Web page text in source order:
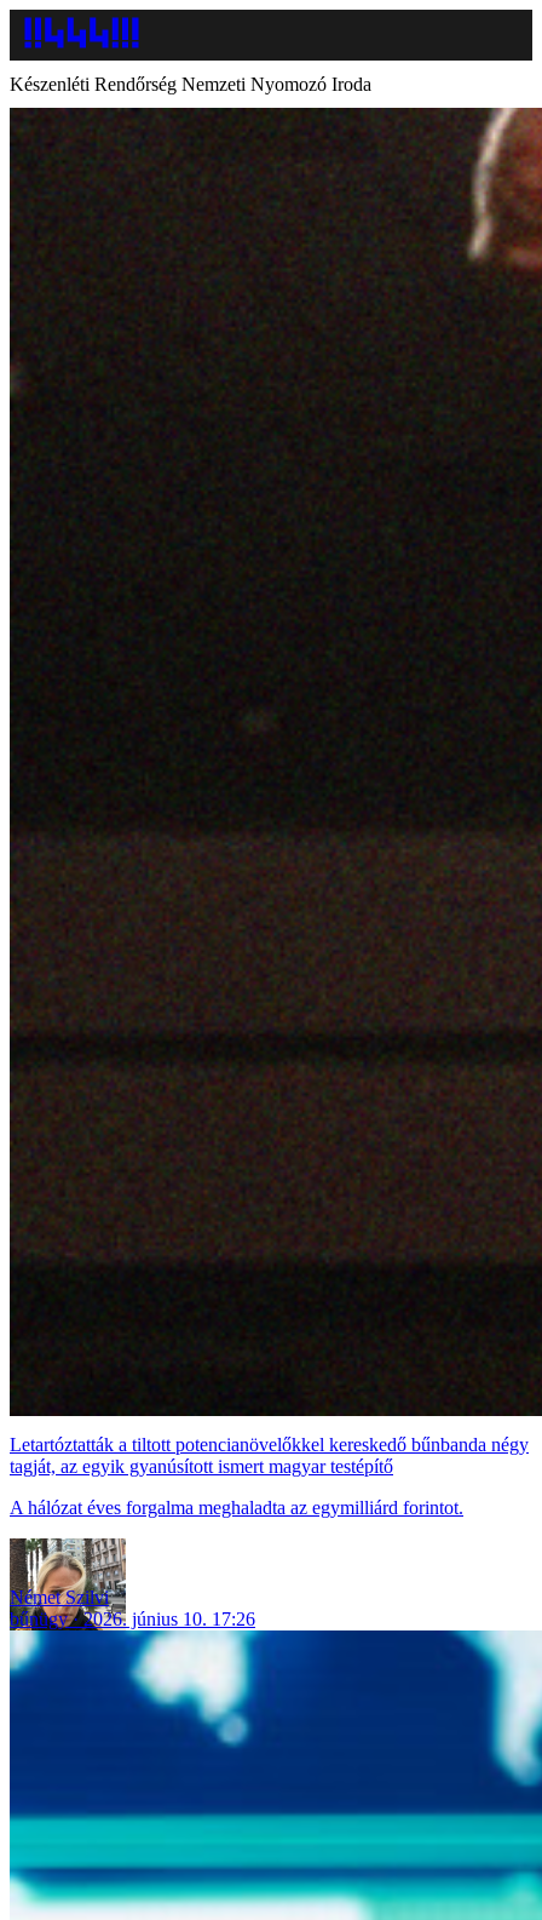
Készenléti Rendőrség Nemzeti Nyomozó Iroda
Letartóztatták a tiltott potencianövelőkkel kereskedő bűnbanda négy
tagját, az egyik gyanúsított ismert magyar testépítő
A hálózat éves forgalma meghaladta az egymilliárd forintot.
Német Szilvi
bűnügy
2026. június 10. 17:26